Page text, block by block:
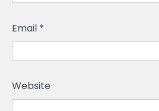
Email *
Website